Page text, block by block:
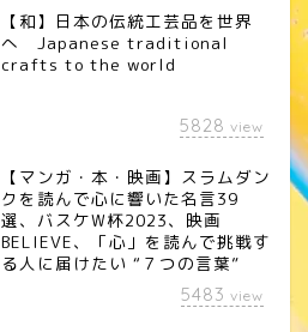
【和】日本の伝統工芸品を世界
へ Japanese traditional
crafts to the world
5828 view
【マンガ・本・映画】スラムダン
クを読んで心に響いた名言39
選、バスケW杯2023、映画
BELIEVE、「心」を読んで挑戦す
る人に届けたい “７つの言葉”
5483 view